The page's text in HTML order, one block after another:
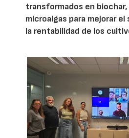
transformados en biochar,
microalgas para mejorar el
la rentabilidad de los